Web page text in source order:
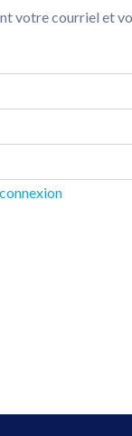
votre courriel et